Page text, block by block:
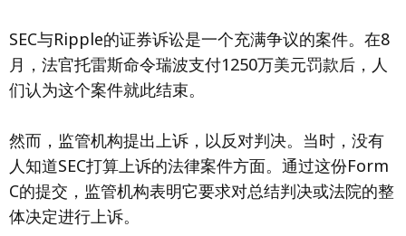
SEC与Ripple的证券诉讼是一个充满争议的案件。在8
月，法官托雷斯命令瑞波支付1250万美元罚款后，人
们认为这个案件就此结束。
然而，监管机构提出上诉，以反对判决。当时，没有
人知道SEC打算上诉的法律案件方面。通过这份Form
C的提交，监管机构表明它要求对总结判决或法院的整
体决定进行上诉。